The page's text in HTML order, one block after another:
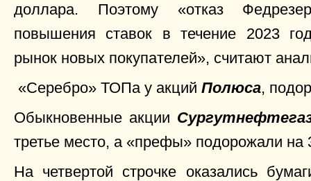
доллара. Поэтому «отказ
повышения ставок в течение 2023
рынок новых покупателей», считают
«Серебро» ТОПа у акций Полюса,
Обыкновенные акции
третье место, а «префы» подорожали на
На четвертой строчке оказались